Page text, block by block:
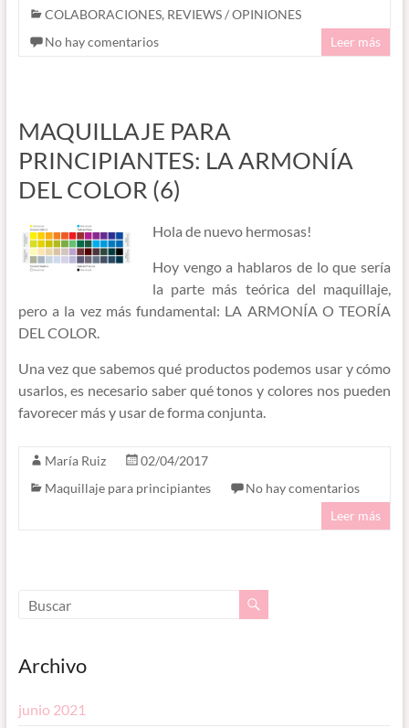
COLABORACIONES, REVIEWS / OPINIONES
No hay comentarios
Leer más
MAQUILLAJE PARA
PRINCIPIANTES: LA ARMONÍA
DEL COLOR (6)
Hola de nuevo hermosas!
Hoy vengo a hablaros de lo que sería
la parte más teórica del maquillaje,
pero a la vez más fundamental: LA ARMONÍA O TEORÍA
DEL COLOR.
Una vez que sabemos qué productos podemos usar y cómo
usarlos, es necesario saber qué tonos y colores nos pueden
favorecer más y usar de forma conjunta.
María Ruiz
02/04/2017
Maquillaje para principiantes
No hay comentarios
Leer más
Archivo
junio 2021